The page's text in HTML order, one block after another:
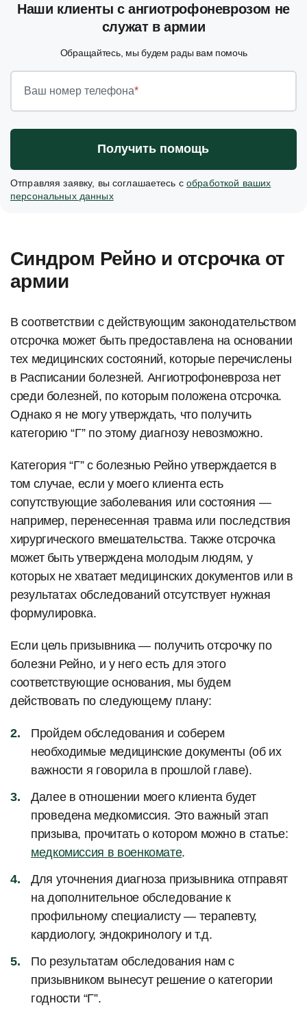
Наши клиенты с ангиотрофоневрозом не
служат в армии
Обращайтесь, мы будем рады вам помочь
Ваш номер телефона*
Получить помощь
Отправляя заявку, вы соглашаетесь собработкой ваших
персональных данных
Синдром Рейно и отсрочка от
армии
В соответствии с действующим законодательством
отсрочка может быть предоставлена на основании
тех медицинских состояний, которые перечислены
в Расписании болезней. Ангиотрофоневроза нет
среди болезней, по которым положена отсрочка.
Однако я не могу утверждать, что получить
категорию “Г” по этому диагнозу невозможно.
Категория “Г” с болезнью Рейно утверждается в
том случае, если у моего клиента есть
сопутствующие заболевания или состояния —
например, перенесенная травма или последствия
хирургического вмешательства. Также отсрочка
может быть утверждена молодым людям, у
которых не хватает медицинских документов или в
результатах обследований отсутствует нужная
формулировка.
Если цель призывника — получить отсрочку по
болезни Рейно, и у него есть для этого
соответствующие основания, мы будем
действовать по следующему плану:
Пройдем обследования и соберем
необходимые медицинские документы (об их
важности я говорила в прошлой главе).
Далее в отношении моего клиента будет
проведена медкомиссия. Это важный этап
призыва, прочитать о котором можно в статье:
медкомиссия в военкомате.
Для уточнения диагноза призывника отправят
на дополнительное обследование к
профильному специалисту — терапевту,
кардиологу, эндокринологу и т.д.
По результатам обследования нам с
призывником вынесут решение о категории
годности “Г”.